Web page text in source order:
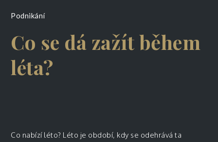
Podnikání
Co se dá zažít během
léta?
Co nabízí léto? Léto je období, kdy se odehrává ta